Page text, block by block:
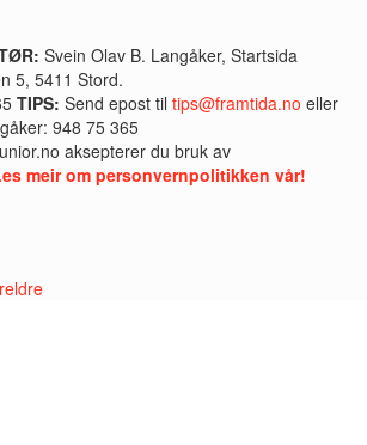
Svein Olav B. Langåker, Startsida
5, 5411 Stord.
TIPS: Send epost til tips@framtida.no eller
948 75 365
aksepterer du bruk av
meir om personvernpolitikken vår!